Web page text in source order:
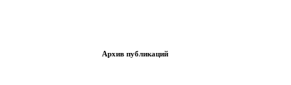
Архив публикаций